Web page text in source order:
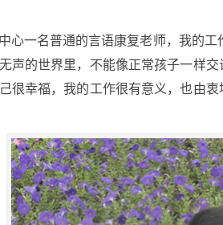
心一名普通的言语康复老师，我的
声的世界里，不能像正常孩子一样
很幸福，我的工作很有意义，也由